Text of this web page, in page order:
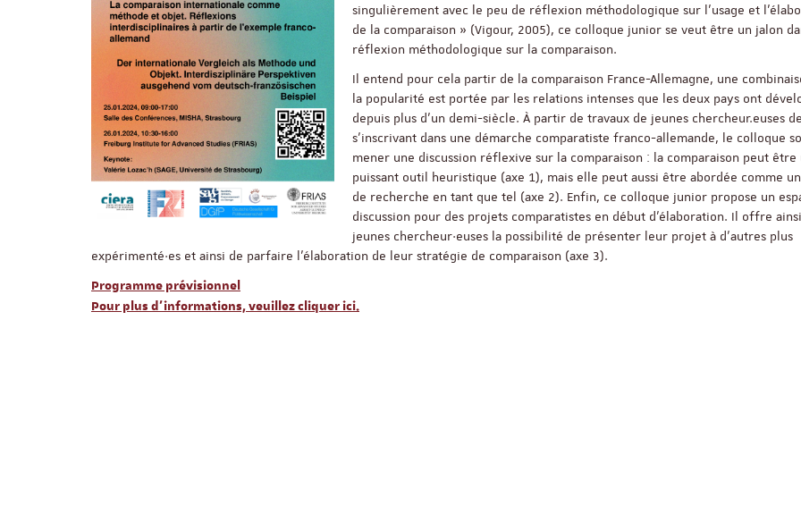
singulièrement avec le peu de réflexion méthodologique sur l’usage et
de la comparaison » (Vigour, 2005), ce colloque junior se veut être un jalon
réflexion méthodologique sur la comparaison.
Il entend pour cela partir de la comparaison France-Allemagne, une
la popularité est portée par les relations intenses que les deux pays ont
depuis plus d’un demi-siècle. À partir de travaux de jeunes chercheur.euses de
s’inscrivant dans une démarche comparatiste franco-allemande, le colloque
mener une discussion réflexive sur la comparaison : la comparaison peut être
puissant outil heuristique (axe 1), mais elle peut aussi être abordée comme
de recherche en tant que tel (axe 2). Enfin, ce colloque junior propose un
discussion pour des projets comparatistes en début d’élaboration. Il offre
jeunes chercheur·euses la possibilité de présenter leur projet à d’autres plus
expérimenté·es et ainsi de parfaire l’élaboration de leur stratégie de comparaison (axe 3).
Programme prévisionnel
Pour plus d’informations, veuillez cliquer ici.
ReligiS Financement